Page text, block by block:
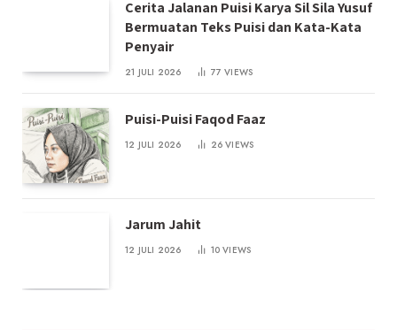
Cerita Jalanan Puisi Karya Sil Sila Yusuf
Bermuatan Teks Puisi dan Kata-Kata
Penyair
21 JULI 2026 77VIEWS
Puisi-Puisi Faqod Faaz
12 JULI 2026 26VIEWS
Jarum Jahit
12 JULI 2026 10VIEWS